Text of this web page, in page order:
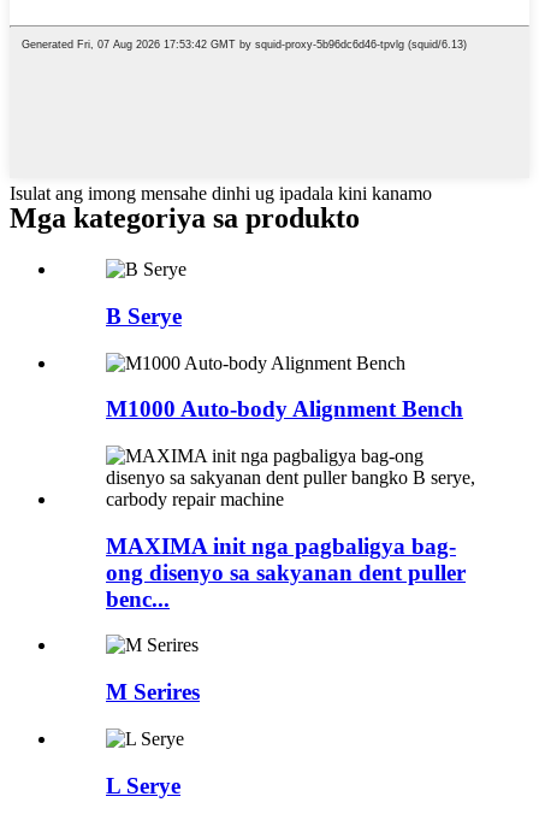
Isulat ang imong mensahe dinhi ug ipadala kini kanamo
Mga kategoriya sa produkto
B Serye
M1000 Auto-body Alignment Bench
MAXIMA init nga pagbaligya bag-
ong disenyo sa sakyanan dent puller
benc...
M Serires
L Serye